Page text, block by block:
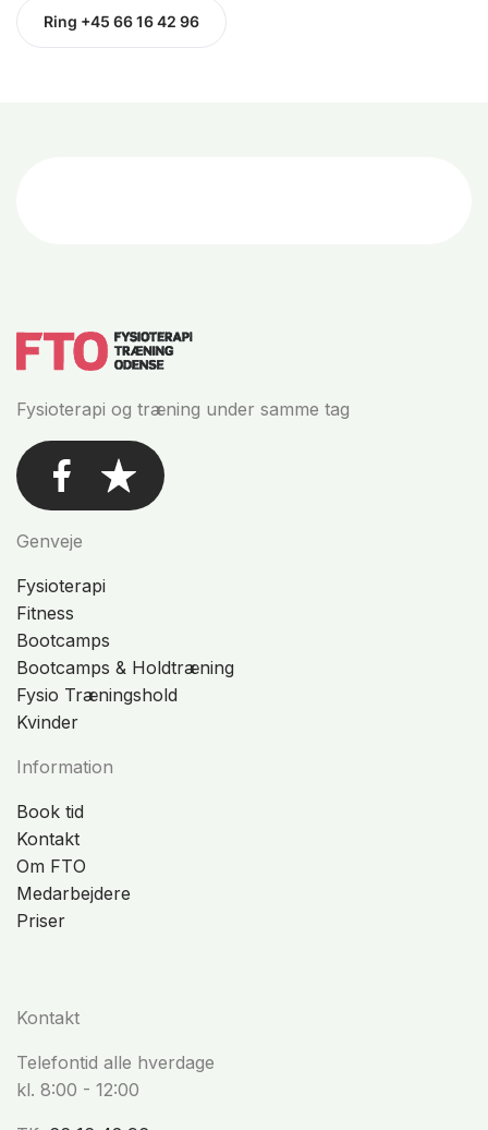
Ring +45 66 16 42 96
Fysioterapi og træning under samme tag
Genveje
Fysioterapi
Fitness
Bootcamps
Bootcamps & Holdtræning
Fysio Træningshold
Kvinder
Information
Book tid
Kontakt
Om FTO
Medarbejdere
Priser
Kontakt
Telefontid alle hverdage
kl. 8:00 - 12:00